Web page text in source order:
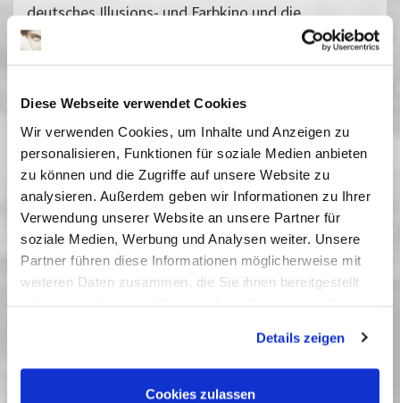
Diese Webseite verwendet Cookies
Wir verwenden Cookies, um Inhalte und Anzeigen zu
personalisieren, Funktionen für soziale Medien anbieten
zu können und die Zugriffe auf unsere Website zu
analysieren. Außerdem geben wir Informationen zu Ihrer
Verwendung unserer Website an unsere Partner für
soziale Medien, Werbung und Analysen weiter. Unsere
Partner führen diese Informationen möglicherweise mit
weiteren Daten zusammen, die Sie ihnen bereitgestellt
Cookies, wenn Sie unsere Webseite weiterhin nutzen.
Details zeigen
Cookies zulassen
deutsches Illusions- und Farbkino und die
europaweite Vermarktung des bunten
Märchenfilms in düsteren Kriegszeiten. Ebenso gilt
Farbrestaurierung.
Münchhausen , D 1942, 116 Min., Regie: Josef von
Baky, Darsteller: Hans Albers
Über 18 Millionen Zuschauer sahen den Film bis
1944 - ob im besetzten Paris oder im
bombenbedrohten Berlin. In der die Ausstellung
begleitenden Filmreihe laufen neben einer Auswahl
von Ufa-Farbfilmen auch internationale
Ausstellungseröffnung präsentieren wir
Münchhausen in einer aktuell restaurierten